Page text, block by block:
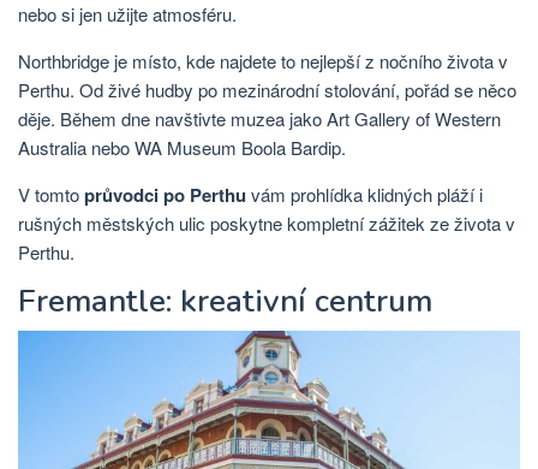
nebo si jen užijte atmosféru.
Northbridge je místo, kde najdete to nejlepší z nočního života v
Perthu. Od živé hudby po mezinárodní stolování, pořád se něco
děje. Během dne navštivte muzea jako Art Gallery of Western
Australia nebo WA Museum Boola Bardip.
V tomtoprůvodci po Perthu vám prohlídka klidných pláží i
rušných městských ulic poskytne kompletní zážitek ze života v
Perthu.
Fremantle: kreativní centrum